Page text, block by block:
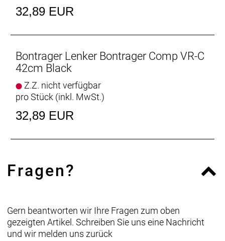
32,89 EUR
Bontrager Lenker Bontrager Comp VR-C
42cm Black
Z.Z. nicht verfügbar
pro Stück (inkl. MwSt.)
32,89 EUR
Fragen?
Gern beantworten wir Ihre Fragen zum oben
gezeigten Artikel. Schreiben Sie uns eine Nachricht
und wir melden uns zurück